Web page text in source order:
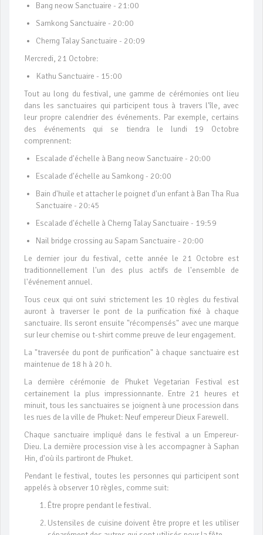
Bang neow Sanctuaire - 21:00
Samkong Sanctuaire - 20:00
Cherng Talay Sanctuaire - 20:09
Mercredi, 21 Octobre:
Kathu Sanctuaire - 15:00
Tout au long du festival, une gamme de cérémonies ont lieu
dans les sanctuaires qui participent tous à travers l'île, avec
leur propre calendrier des événements. Par exemple, certains
des événements qui se tiendra le lundi 19 Octobre
comprennent:
Escalade d'échelle à Bang neow Sanctuaire - 20:00
Escalade d'échelle au Samkong - 20:00
Bain d'huile et attacher le poignet d'un enfant à Ban Tha Rua
Sanctuaire - 20:45
Escalade d'échelle à Cherng Talay Sanctuaire - 19:59
Nail bridge crossing au Sapam Sanctuaire - 20:00
Le dernier jour du festival, cette année le 21 Octobre est
traditionnellement l'un des plus actifs de l'ensemble de
l'événement annuel.
Tous ceux qui ont suivi strictement les 10 règles du festival
auront à traverser le pont de la purification fixé à chaque
sanctuaire. Ils seront ensuite "récompensés" avec une marque
sur leur chemise ou t-shirt comme preuve de leur engagement.
La "traversée du pont de purification" à chaque sanctuaire est
maintenue de 18 h à 20 h.
La dernière cérémonie de Phuket Vegetarian Festival est
certainement la plus impressionnante. Entre 21 heures et
minuit, tous les sanctuaires se joignent à une procession dans
les rues de la ville de Phuket: Neuf empereur Dieux Farewell.
Chaque sanctuaire impliqué dans le festival a un Empereur-
Dieu. La dernière procession vise à les accompagner à Saphan
Hin, d'où ils partiront de Phuket.
Pendant le festival, toutes les personnes qui participent sont
appelés à observer 10 règles, comme suit:
Être propre pendant le festival.
Ustensiles de cuisine doivent être propre et les utiliser